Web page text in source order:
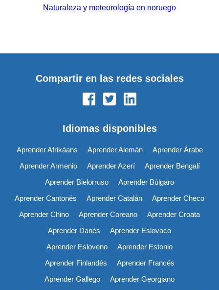
Naturaleza y meteorología en noruego
Compartir en las redes sociales
Idiomas disponibles
Aprender Afrikáans Aprender Alemán
Aprender Árabe
Aprender Armenio
Aprender Azerí
Aprender Bengalí
Aprender Bielorruso
Aprender Búlgaro
Aprender Cantonés
Aprender Catalán
Aprender Checo
Aprender Chino
Aprender Coreano
Aprender Croata
Aprender Danés
Aprender Eslovaco
Aprender Esloveno
Aprender Estonio
Aprender Finlandés
Aprender Francés
Aprender Gallego
Aprender Georgiano